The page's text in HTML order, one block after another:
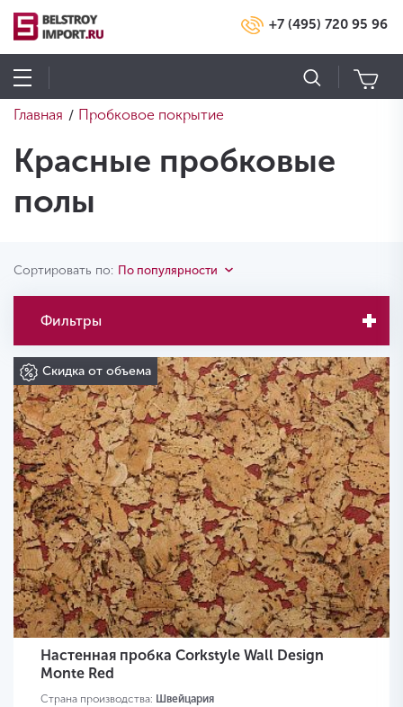
+7 (495) 720 95 96
Главная / Пробковое покрытие
Красные пробковые
полы
Сортировать по: По популярности
Фильтры
Скидка от объема
Настенная пробка Corkstyle Wall Design
Monte Red
Страна производства: Швейцария